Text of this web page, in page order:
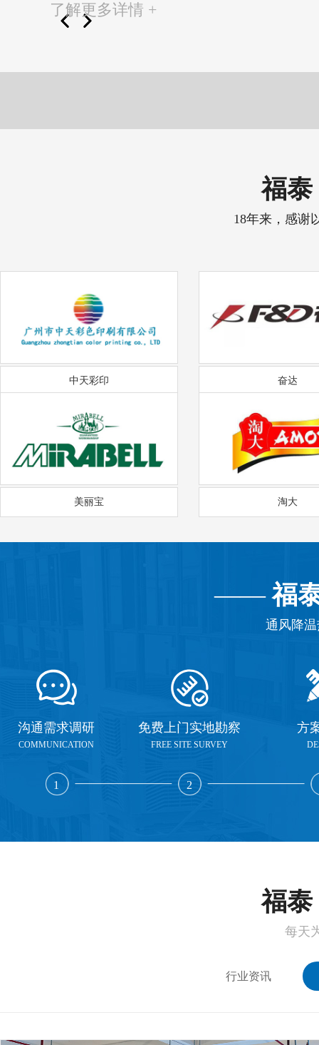
了解更多详情 +
福泰
18年来，感谢
中天彩印 奋达
美丽宝 淘大
——福
通风降
沟通需求调研
COMMUNICATION
1
免费上门实地勘察
FREE SITE SURVEY
2
方
福泰
每天
行业资讯